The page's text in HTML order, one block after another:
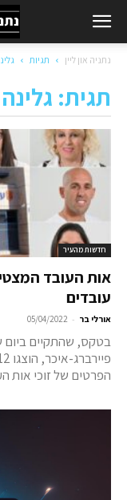
נתניה און ליין תגיות
תגית:
חדשות מהעיר
עובדים
אורלי בר -
05/04/2022
בטקס, שהתקיים ביום
הפרטים של זוכי אות